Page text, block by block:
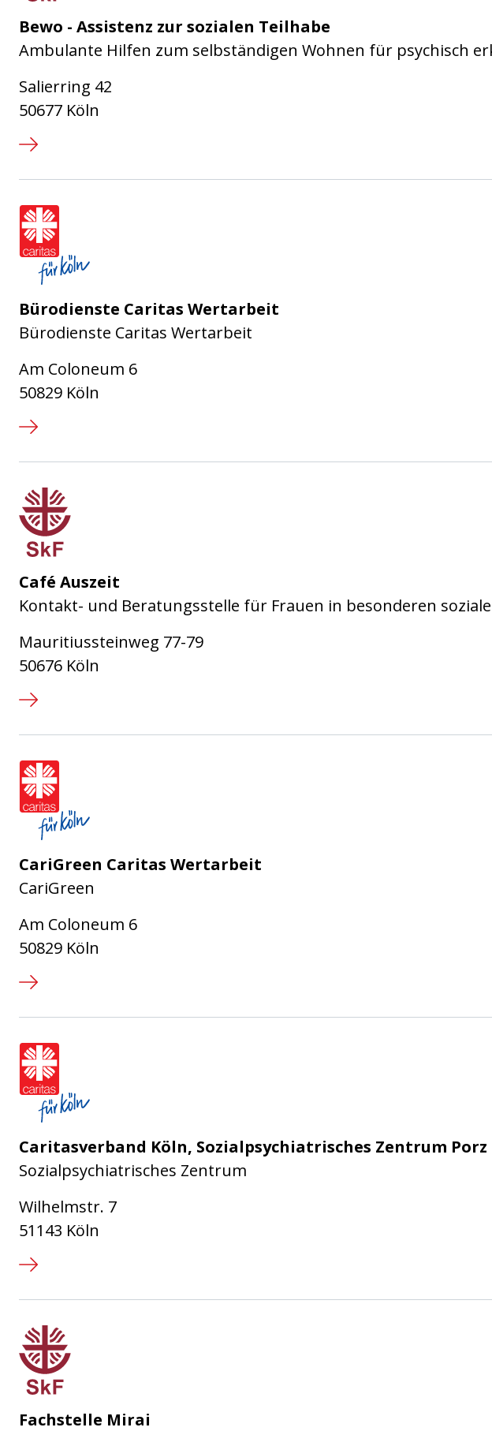
Bewo - Assistenz zur sozialen Teilhabe
Ambulante Hilfen zum selbständigen Wohnen für psychisch
Salierring 42
50677 Köln
Bürodienste Caritas Wertarbeit
Bürodienste Caritas Wertarbeit
Am Coloneum 6
50829 Köln
Café Auszeit
Kontakt- und Beratungsstelle für Frauen in besonderen
Mauritiussteinweg 77-79
50676 Köln
CariGreen Caritas Wertarbeit
CariGreen
Am Coloneum 6
50829 Köln
Caritasverband Köln, Sozialpsychiatrisches Zentrum Porz
Sozialpsychiatrisches Zentrum
Wilhelmstr. 7
51143 Köln
Fachstelle Mirai